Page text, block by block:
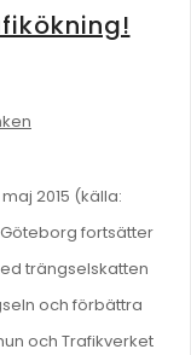
2015 (källa:
fortsätter
trängselskatten
och förbättra
och Trafikverket